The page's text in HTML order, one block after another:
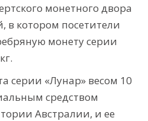
монетного двора
в котором посетители
монету серии
серии «Лунар» весом 10
средством
Австралии, и ее